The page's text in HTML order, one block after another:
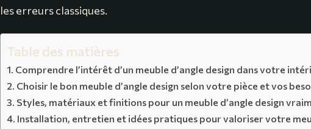
les erreurs classiques.
Table des matières
Comprendre l’intérêt d’un meuble d’angle design dans votre
Choisir le bon meuble d’angle design selon votre pièce et vos
Styles, matériaux et finitions pour un meuble d’angle design
Installation, entretien et idées pratiques pour valoriser votre